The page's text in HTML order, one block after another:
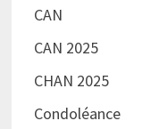
CAN
CAN 2025
CHAN 2025
Condoléance